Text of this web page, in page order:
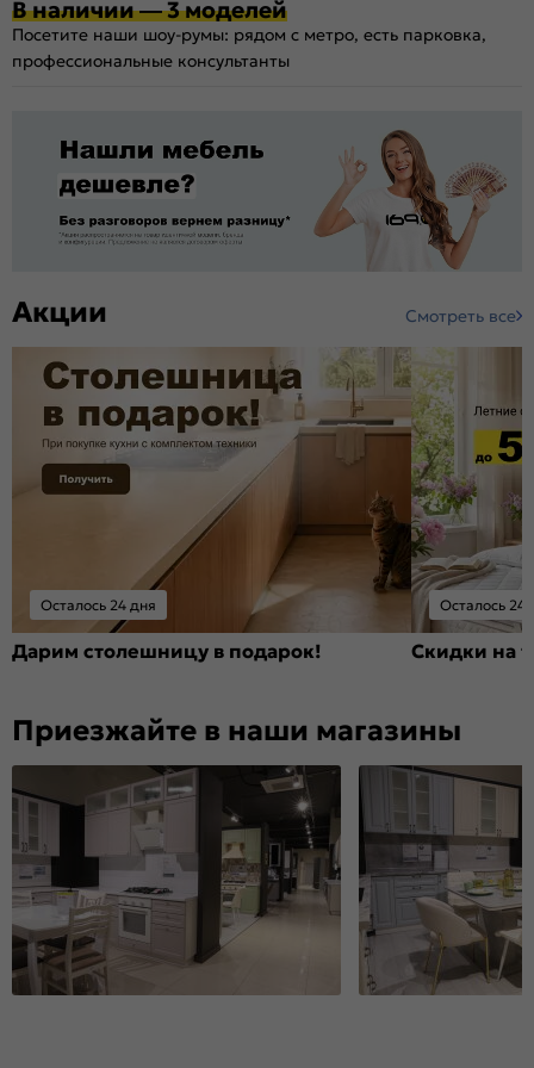
В наличии — 3 моделей
Посетите наши шоу-румы: рядом с метро, есть парковка,
профессиональные консультанты
Акции Смотреть все
Осталось 24 дня
Дарим столешницу в подарок!
Осталось 24
Скидки на
Приезжайте в наши магазины